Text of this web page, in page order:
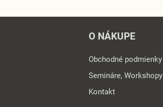
O NÁKUPE
Obchodné podmienky
Semináre, Workshopy
Kontakt